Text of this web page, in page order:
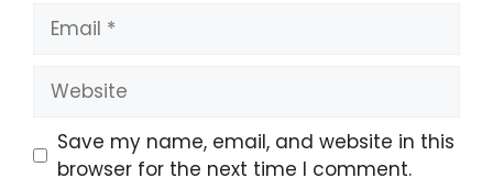
Email
Website
Save my name, email, and website in this
browser for the next time I comment.